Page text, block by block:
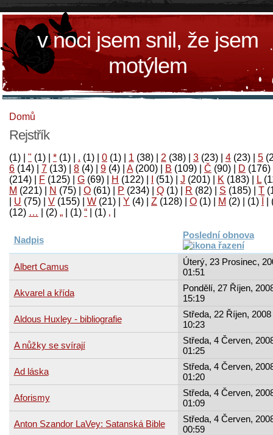
v noci jsem snil, že jsem
motýlem
Domů
Rejstřík
(1) " (1) * (1) . (1) 0 (1) 1 (38) 2 (38) 3 (23) 4 (23) 5
6 (14) 7 (13) 8 (4) 9 (4) A(200) B (109) Č (90) D (176)
(214)
F (125) G (69) H (122) (51) J (201) K (183) L
M (221) N (75) O (61) P (234) Q (1) R (82) S (185) T
U (75) V (155) W (21) Y (4) Z (128) Ο (1) М (2)
(1)
‚
(1)
“
(1)
„
(2)
…
(12)
Nadpis Poslední obnova
Albert Camus
Úterý, 23 Prosinec,
01:51
Akvarel a křída
Pondělí, 27 Říjen,
15:19
Aldous Huxley - bibliografie
Středa, 22 Říjen, 2008
10:23
A nůžky se svírají
Středa, 4 Červen,
01:25
Ad láska
Středa, 4 Červen,
01:20
Aforismy
Středa, 4 Červen,
01:09
Anton Szandor LaVey: Satanská Bible
Středa, 4 Červen,
00:59